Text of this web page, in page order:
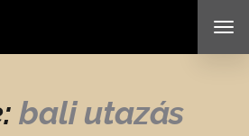
bali utazás